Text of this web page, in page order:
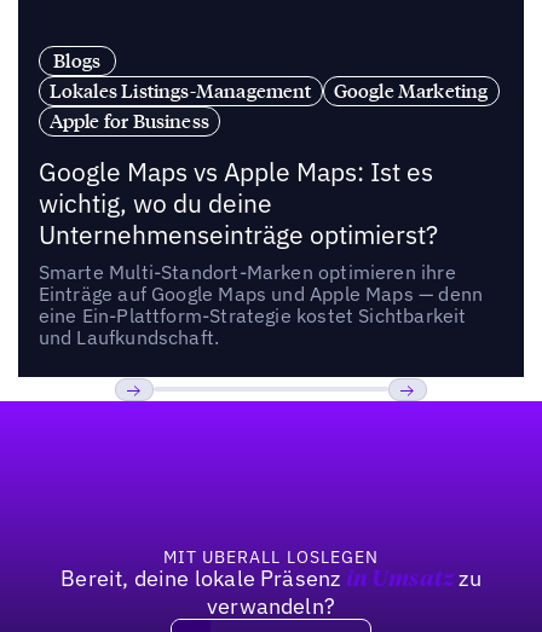
Blogs
Lokales Listings-Management
Google Marketing
Apple for Business
Google Maps vs Apple Maps: Ist es
wichtig, wo du deine
Unternehmenseinträge optimierst?
Smarte Multi-Standort-Marken optimieren ihre
Einträge auf Google Maps und Apple Maps — denn
eine Ein-Plattform-Strategie kostet Sichtbarkeit
und Laufkundschaft.
MIT UBERALL LOSLEGEN
Bereit, deine lokale Präsenz in Umsatzzu
verwandeln?